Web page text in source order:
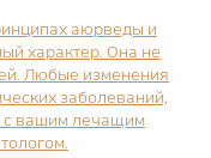
аюрведы и
характер. Она не
Любые изменения
заболеваний,
с вашим лечащим